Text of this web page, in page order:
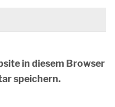
in diesem Browser
speichern.